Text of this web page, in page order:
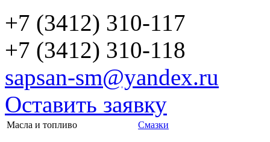
+7 (3412) 310-117
+7 (3412) 310-118
sapsan-sm@yandex.ru
Оставить заявку
Масла и топливо Смазки